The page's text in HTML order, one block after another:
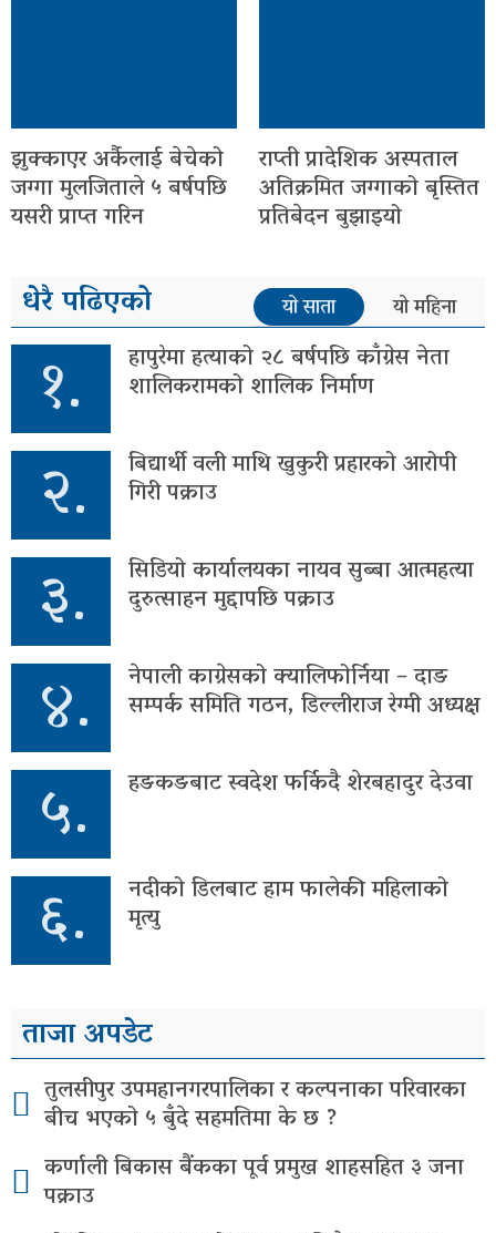
झुक्काएर अर्कैलाई बेचेको
जग्गा मुलजिताले ५ बर्षपछि
यसरी प्राप्त गरिन
राप्ती प्रादेशिक अस्पताल
अतिक्रमित जग्गाको बृस्तित
प्रतिबेदन बुझाइयो
धेरै पढिएको यो साता यो महिना
१. हापुरेमा हत्याको २८ बर्षपछि काँग्रेस नेता
शालिकरामको शालिक निर्माण
२. बिद्यार्थी वली माथि खुकुरी प्रहारको आरोपी
गिरी पक्राउ
३. सिडियो कार्यालयका नायव सुब्बा आत्महत्या
दुरुत्साहन मुद्दापछि पक्राउ
४. नेपाली काग्रेसको क्यालिफोर्निया – दाङ
सम्पर्क समिति गठन, डिल्लीराज रेग्मी अध्यक्ष
५. हङकङबाट स्वदेश फर्किदै शेरबहादुर देउवा
६. नदीको डिलबाट हाम फालेकी महिलाको
मृत्यु
ताजा अपडेट
तुलसीपुर उपमहानगरपालिका र कल्पनाका परिवारका
बीच भएको ५ बुँदे सहमतिमा के छ ?
कर्णाली बिकास बैंकका पूर्व प्रमुख शाहसहित ३ जना
पक्राउ